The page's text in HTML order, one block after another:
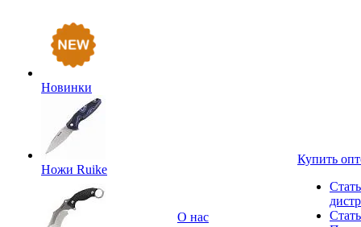
Новинки
Ножи Ruike
О нас
Купить